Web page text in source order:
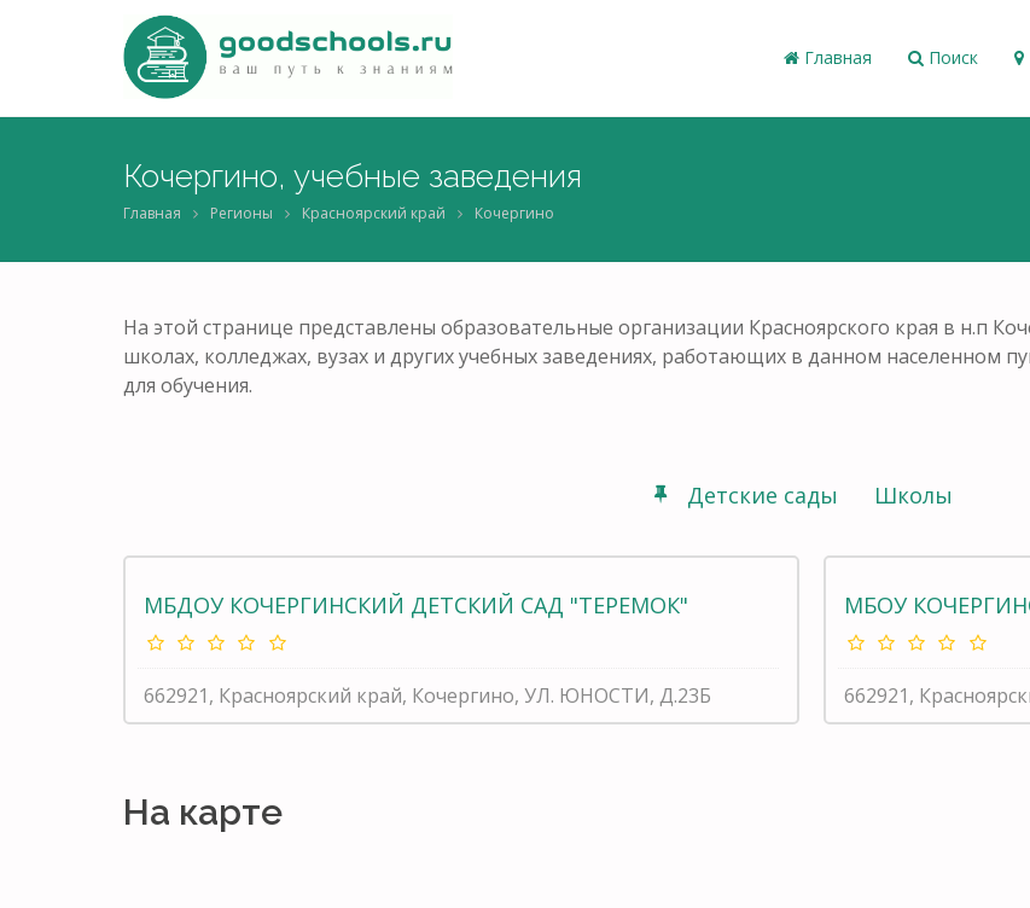
Главная Поиск
Кочергино, учебные заведения
Главная Регионы Красноярский край Кочергино
На этой странице представлены образовательные организации Красноярского края в н.п
школах, колледжах, вузах и других учебных заведениях, работающих в данном населенном
для обучения.
Детские сады Школы
МБДОУ КОЧЕРГИНСКИЙ ДЕТСКИЙ САД "ТЕРЕМОК"
662921, Красноярский край, Кочергино, УЛ. ЮНОСТИ, Д.23Б
МБОУ
662921,
На карте